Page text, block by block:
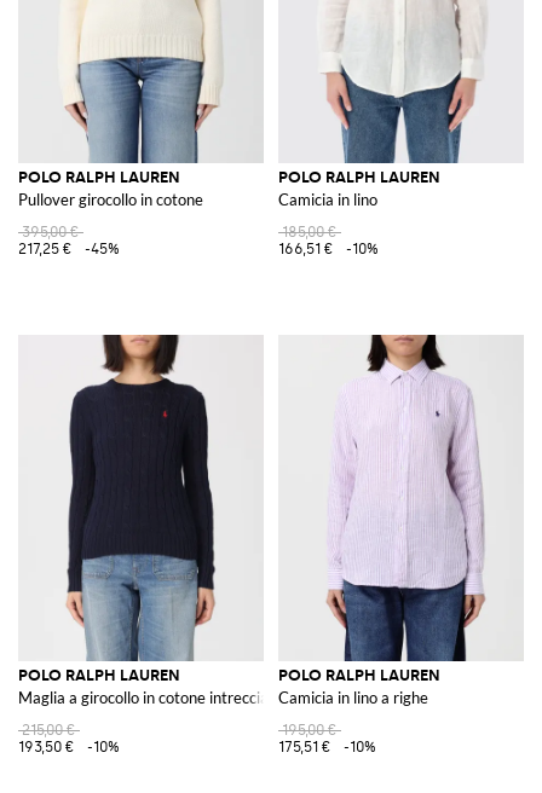
POLO RALPH LAUREN
Pullover girocollo in cotone
395,00 €
217,25 €
-45%
POLO RALPH LAUREN
Camicia in lino
185,00 €
166,51 €
-10%
POLO RALPH LAUREN
Maglia a girocollo in cotone intrecciato con logo Pony
215,00 €
193,50 €
-10%
POLO RALPH LAUREN
Camicia in lino a righe
195,00 €
175,51 €
-10%